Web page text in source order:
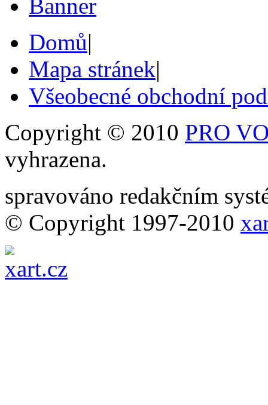
Domů|
Mapa stránek|
Všeobecné obchodní
Copyright © 2010 PRO
vyhrazena.
spravováno redakčním
© Copyright 1997-2010